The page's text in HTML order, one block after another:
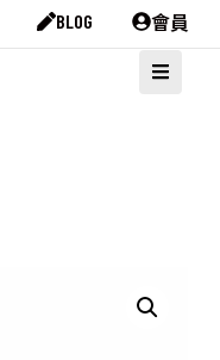
BLOG 會員